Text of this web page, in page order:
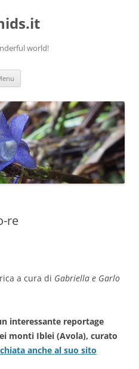
world!
re
a cura di Gabriella e Garlo
interessante reportage
monti Iblei (Avola), curato
anche al suo sito